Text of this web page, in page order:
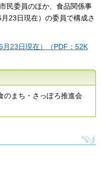
民委員のほか、食品関係事
23日現在）の委員で構成さ
23日現在）（PDF：52K
のまち・さっぽろ推進会